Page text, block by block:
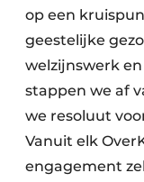
op een
geestelijke
welzijnswerk
stappen we af
we resoluut
Vanuit elk
engagement